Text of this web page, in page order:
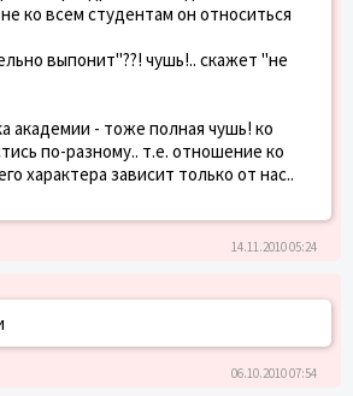
ко всем студентам он относиться
выпонит"??! чушь!.. скажет "не
академии - тоже полная чушь! ко
по-разному.. т.е. отношение ко
характера зависит только от нас..
14.11.2010 05:24
06.10.2010 07:54